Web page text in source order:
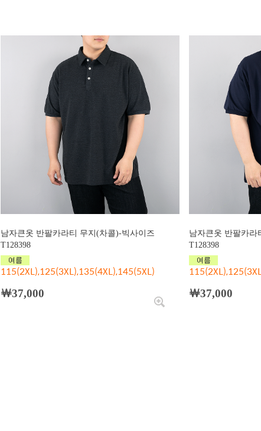
남자큰옷 반팔카라티 무지(차콜)-빅사이즈
T128398
115(2XL),125(3XL),135(4XL),145(5XL)
￦37,000
남자큰옷 반팔카라
T128398
￦37,000